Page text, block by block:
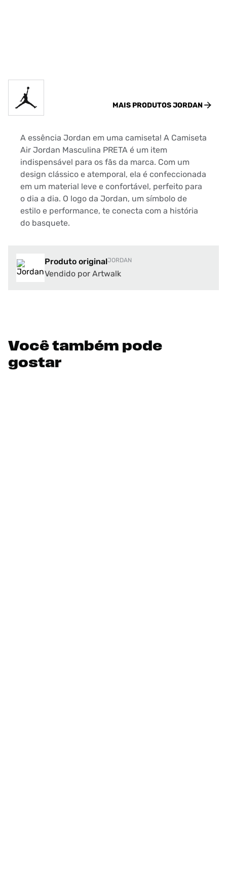
MAIS PRODUTOSJORDAN
A essência Jordan em uma camiseta! A Camiseta
Air Jordan Masculina PRETA é um item
indispensável para os fãs da marca. Com um
design clássico e atemporal, ela é confeccionada
em um material leve e confortável, perfeito para
o dia a dia. O logo da Jordan, um símbolo de
estilo e performance, te conecta com a história
do basquete.
Produto originalJORDAN
Vendido por Artwalk
Você também pode
gostar